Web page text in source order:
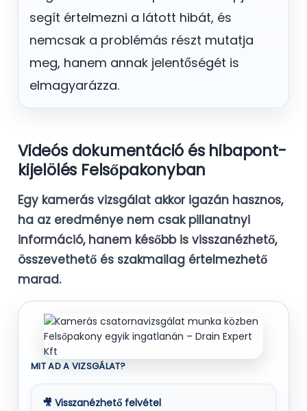
segít értelmezni a látott hibát, és
nemcsak a problémás részt mutatja
meg, hanem annak jelentőségét is
elmagyarázza.
Videós dokumentáció és hibapont-
kijelölés Felsőpakonyban
Egy kamerás vizsgálat akkor igazán hasznos,
ha az eredménye nem csak pillanatnyi
információ, hanem később is visszanézhető,
összevethető és szakmailag értelmezhető
marad.
MIT AD A VIZSGÁLAT?
🎥 Visszanézhető felvétel